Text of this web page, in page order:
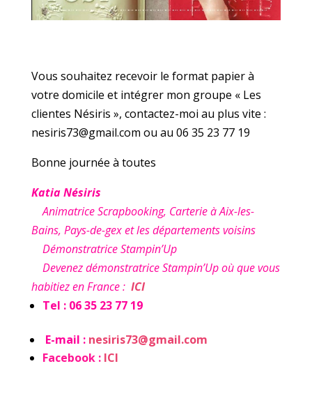
Vous souhaitez recevoir le format papier à
votre domicile et intégrer mon groupe « Les
clientes Nésiris », contactez-moi au plus vite :
nesiris73@gmail.com ou au 06 35 23 77 19
Bonne journée à toutes
Katia Nésiris
Animatrice Scrapbooking, Carterie à Aix-les-
Bains, Pays-de-gex et les départements voisins
Démonstratrice Stampin’Up
Devenez démonstratrice Stampin’Up où que vous
habitiez en France : ICI
Tel : 06 35 23 77 19
E-mail : nesiris73@gmail.com
Facebook : ICI